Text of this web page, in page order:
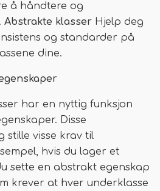
å håndtere og
Abstrakte klasser Hjelp deg
og standarder på
dine.
har en nyttig funksjon
Disse
stille visse krav til
hvis du lager et
sette en abstrakt egenskap
krever at hver underklasse